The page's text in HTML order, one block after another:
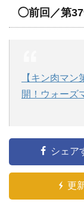
◯前回／第
【キン肉マ
開！ウォーズ
シェア
更